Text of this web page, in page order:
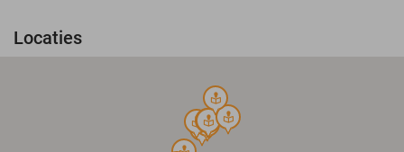
Locaties
course
course
coursecourse
course course
course